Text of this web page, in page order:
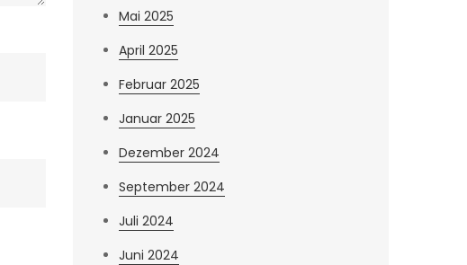
Mai 2025
April 2025
Februar 2025
Januar 2025
Dezember 2024
September 2024
Juli 2024
Juni 2024